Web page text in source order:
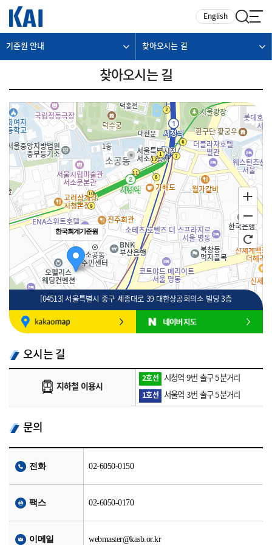
English
기준원 안내 찾아오시는 길
찾아오시는 길
한국회계기준원
100m
[04513] 서울특별시 중구 세종대로 39 대한상공회의소 빌딩 3층
오시는 길
지하철 이용시
2호선 시청역 9번 출구 5분거리
1호선 서울역 3번 출구 5분거리
문의
전화 02-6050-0150
팩스 02-6050-0170
이메일 webmaster@kasb.or.kr